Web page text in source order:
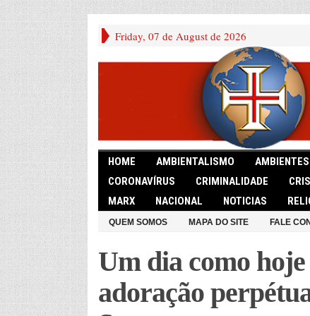
Friday, 07 de August de 2026
HOME AMBIENTALISMO
CORONAVÍRUS
CRIMINALIDADE
MARX
NACIONAL NOTICIAS
QUEM SOMOS MAPA DO SITE FALE
Um dia como
adoração